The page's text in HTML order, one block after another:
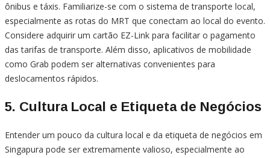
ônibus e táxis. Familiarize-se com o sistema de transporte local,
especialmente as rotas do MRT que conectam ao local do evento.
Considere adquirir um cartão EZ-Link para facilitar o pagamento
das tarifas de transporte. Além disso, aplicativos de mobilidade
como Grab podem ser alternativas convenientes para
deslocamentos rápidos.
5. Cultura Local e Etiqueta de Negócios
Entender um pouco da cultura local e da etiqueta de negócios em
Singapura pode ser extremamente valioso, especialmente ao